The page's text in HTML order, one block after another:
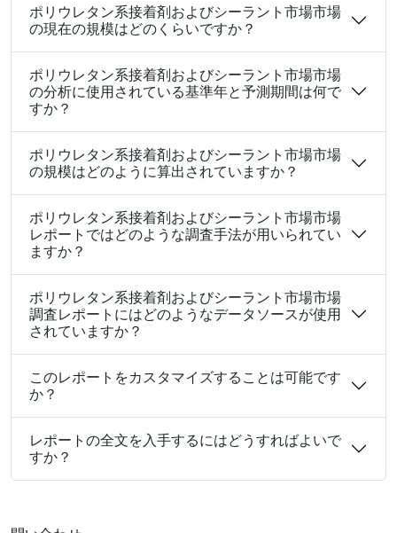
ポリウレタン系接着剤およびシーラント市場市場
の現在の規模はどのくらいですか？
ポリウレタン系接着剤およびシーラント市場市場
の分析に使用されている基準年と予測期間は何で
すか？
ポリウレタン系接着剤およびシーラント市場市場
の規模はどのように算出されていますか？
ポリウレタン系接着剤およびシーラント市場市場
レポートではどのような調査手法が用いられてい
ますか？
ポリウレタン系接着剤およびシーラント市場市場
調査レポートにはどのようなデータソースが使用
されていますか？
このレポートをカスタマイズすることは可能です
か？
レポートの全文を入手するにはどうすればよいで
すか？